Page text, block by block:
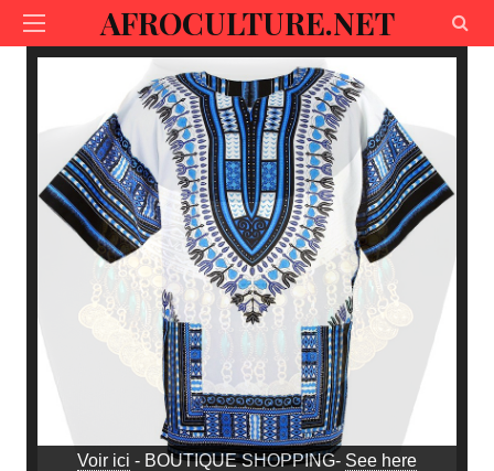
AFROCULTURE.NET
Voir ici - BOUTIQUE SHOPPING- See here